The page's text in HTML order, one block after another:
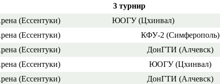
3 турнир
(Ессентуки) ЮОГУ (Цхинвал)
(Ессентуки) КФУ-2 (Симферополь)
(Ессентуки) ДонГТИ (Алчевск)
(Ессентуки) ЮОГУ (Цхинвал)
(Ессентуки) ДонГТИ (Алчевск)